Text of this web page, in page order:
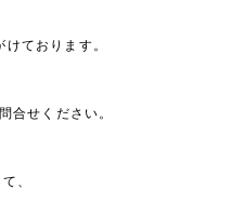
ております。
合せください。
、